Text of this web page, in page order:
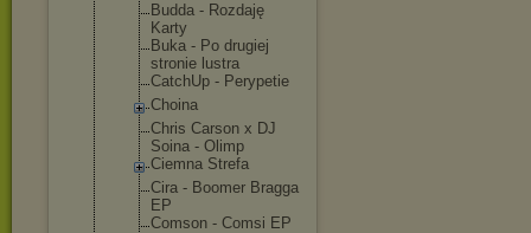
Budda - Rozdaję
Karty
Buka - Po drugiej
stronie lustra
CatchUp - Perypetie
Choina
Chris Carson x DJ
Soina - Olimp
Ciemna Strefa
Cira - Boomer Bragga
EP
Comson - Comsi EP